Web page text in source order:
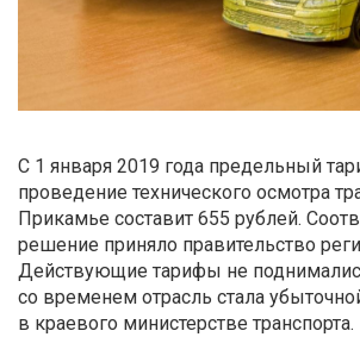
С 1 января 2019 года предельный
проведение технического осмотра
Прикамье составит 655 рублей.
решение приняло правительство
Действующие тарифы не
со временем отрасль стала
в краевого министерстве транспорта.